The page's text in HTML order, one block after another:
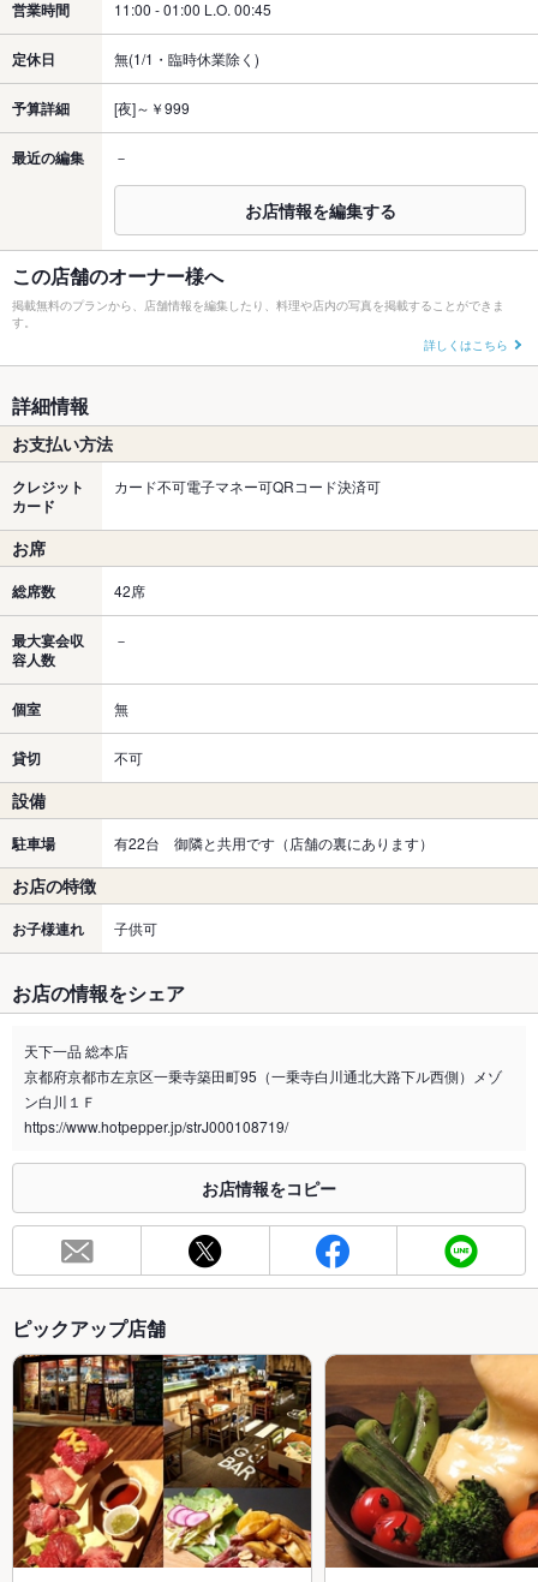
営業時間 11:00 - 01:00 L.O. 00:45
定休日 無(1/1・臨時休業除く)
予算詳細 [夜]～￥999
最近の編集 －
お店情報を編集する
この店舗のオーナー様へ
掲載無料のプランから、店舗情報を編集したり、料理や店内の写真を掲載することができま
す。
詳しくはこちら
詳細情報
お支払い方法
クレジット
カード
カード不可電子マネー可QRコード決済可
お席
総席数 42席
最大宴会収
容人数
－
個室 無
貸切 不可
設備
駐車場 有22台 御隣と共用です（店舗の裏にあります）
お店の特徴
お子様連れ 子供可
お店の情報をシェア
天下一品 総本店
京都府京都市左京区一乗寺築田町95（一乗寺白川通北大路下ル西側）メゾ
ン白川１Ｆ
https://www.hotpepper.jp/strJ000108719/
お店情報をコピー
ピックアップ店舗